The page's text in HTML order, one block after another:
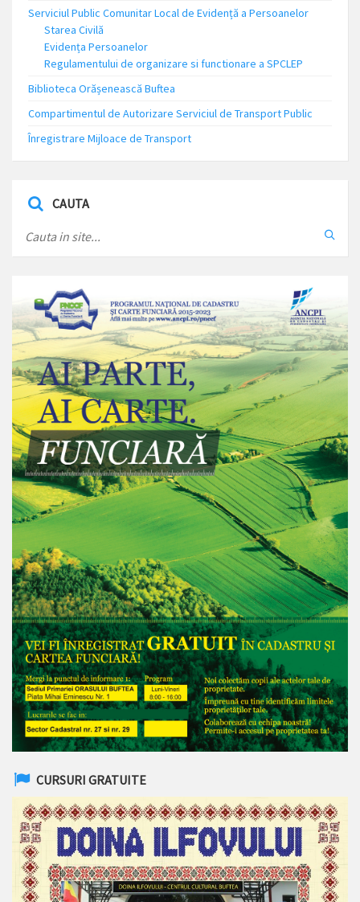
Serviciul Public Comunitar Local de Evidență a Persoanelor
Starea Civilă
Evidența Persoanelor
Regulamentului de organizare si functionare a SPCLEP
Biblioteca Orășenească Buftea
Compartimentul de Autorizare Serviciul de Transport Public
Înregistrare Mijloace de Transport
CAUTA
CURSURI GRATUITE